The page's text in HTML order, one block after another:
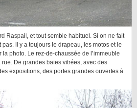
Raspail, et tout semble habituel. Si on ne fait
Il y a toujours le drapeau, les motos et le
la photo. Le rez-de-chaussée de l’immeuble
De grandes baies vitrées, avec des
expositions, des portes grandes ouvertes à